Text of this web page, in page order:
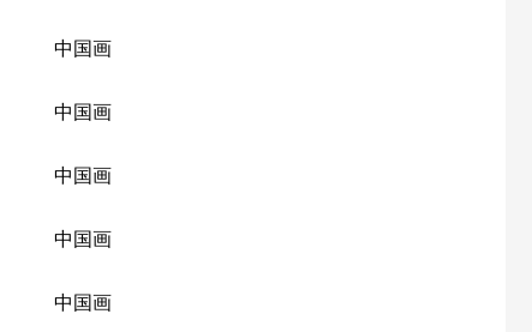
中国画
中国画
中国画
中国画
中国画